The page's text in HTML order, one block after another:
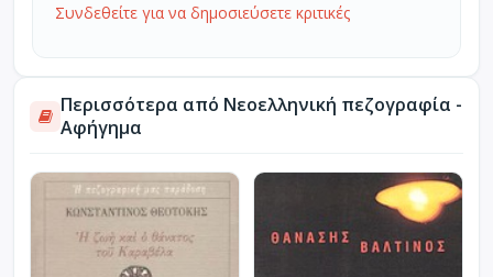
Συνδεθείτε για να δημοσιεύσετε κριτικές
Περισσότερα από Νεοελληνική πεζογραφία -
Αφήγημα